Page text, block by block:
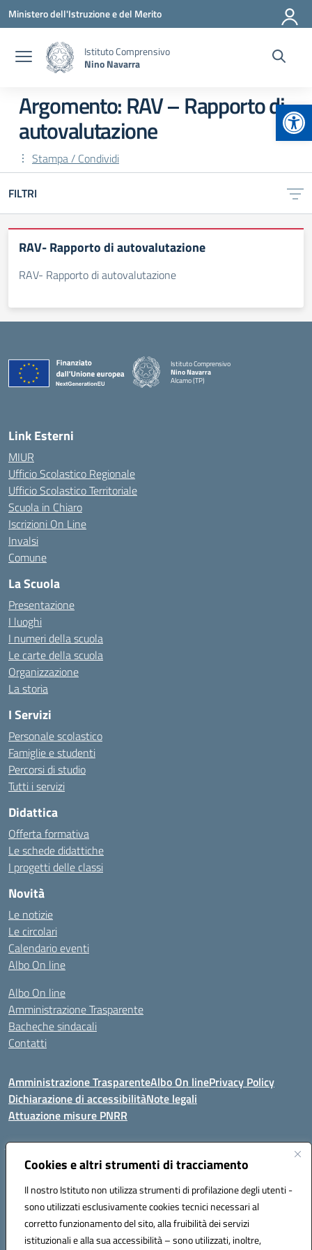
Cookies e altri strumenti di tracciamento
Il nostro Istituto non utilizza strumenti di profilazione degli utenti -
sono utilizzati esclusivamente cookies tecnici necessari al
corretto funzionamento del sito, alla fruibilità dei servizi
istituzionali e alla sua accessibilità – sono utilizzati, inoltre,
Vai ai contenuti
Vai al menu di navigazione
Vai al footer
Ministero dell'Istruzione e del Merito
Istituto Comprensivo
Nino Navarra
Argomento: RAV – Rapporto di
autovalutazione
Stampa / Condividi
FILTRI
RAV- Rapporto di autovalutazione
RAV- Rapporto di autovalutazione
Istituto Comprensivo
Nino Navarra
Alcamo (TP)
Link Esterni
MIUR
Ufficio Scolastico Regionale
Ufficio Scolastico Territoriale
Scuola in Chiaro
Iscrizioni On Line
Invalsi
Comune
La Scuola
Presentazione
I luoghi
I numeri della scuola
Le carte della scuola
Organizzazione
La storia
I Servizi
Personale scolastico
Famiglie e studenti
Percorsi di studio
Tutti i servizi
Didattica
Offerta formativa
Le schede didattiche
I progetti delle classi
Novità
Le notizie
Le circolari
Calendario eventi
Albo On line
Albo On line
Amministrazione Trasparente
Bacheche sindacali
Contatti
Amministrazione TrasparenteAlbo On linePrivacy Policy
Dichiarazione di accessibilitàNote legali
Attuazione misure PNRR
VIA KENNEDY, 1 91011 ALCAMO (TP)
Mail: TPIC81000X@istruzione.it PEC: TPIC81000X@pec.istruzione.it
Codice meccanografico: TPIC81000X
Codice fiscale: 80003900810
Codice Univoco Ufficio: UFHNHB